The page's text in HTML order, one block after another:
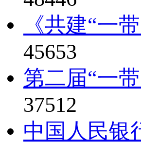
《共建“一
45653
第二届“一
37512
中国人民银